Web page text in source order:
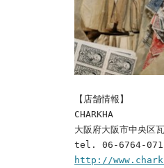
【店舗情報】
CHARKHA
大阪府大阪市中央区
tel. 06-6764-
http://